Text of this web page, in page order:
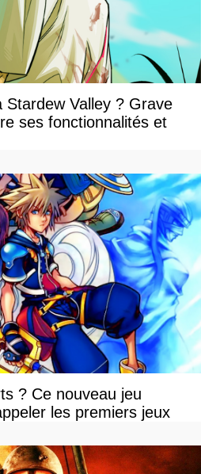
Valley ? Grave
ses fonctionnalités et
? Ce nouveau jeu
les premiers jeux